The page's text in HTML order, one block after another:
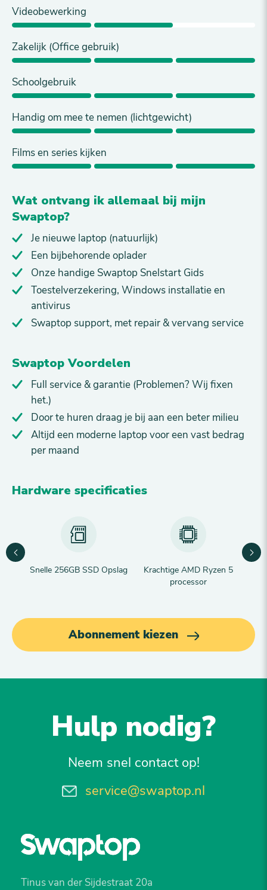
Videobewerking
Zakelijk (Office gebruik)
Schoolgebruik
Handig om mee te nemen (lichtgewicht)
Films en series kijken
Wat ontvang ik allemaal bij mijn
Swaptop?
Je nieuwe laptop (natuurlijk)
Een bijbehorende oplader
Onze handige Swaptop Snelstart Gids
Toestelverzekering, Windows installatie en
antivirus
Swaptop support, met repair & vervang service
Swaptop Voordelen
Full service & garantie (Problemen? Wij fixen
het.)
Door te huren draag je bij aan een beter milieu
Altijd een moderne laptop voor een vast bedrag
per maand
Hardware specificaties
Snelle 256GB SSD Opslag
Krachtige AMD Ryzen 5
processor
Abonnement kiezen
Hulp nodig?
Neem snel contact op!
service@swaptop.nl
Tinus van der Sijdestraat 20a